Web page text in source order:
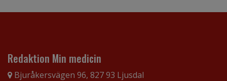
Redaktion Min medicin
Bjuråkersvägen 96, 827 93 Ljusdal